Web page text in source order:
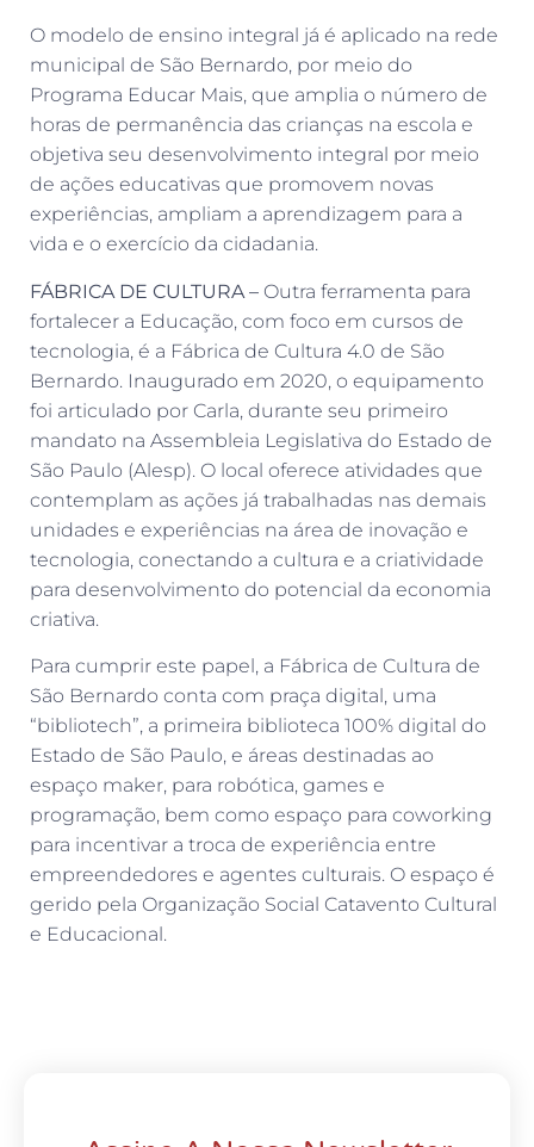
O modelo de ensino integral já é aplicado na rede
municipal de São Bernardo, por meio do
Programa Educar Mais, que amplia o número de
horas de permanência das crianças na escola e
objetiva seu desenvolvimento integral por meio
de ações educativas que promovem novas
experiências, ampliam a aprendizagem para a
vida e o exercício da cidadania.
FÁBRICA DE CULTURA – Outra ferramenta para
fortalecer a Educação, com foco em cursos de
tecnologia, é a Fábrica de Cultura 4.0 de São
Bernardo. Inaugurado em 2020, o equipamento
foi articulado por Carla, durante seu primeiro
mandato na Assembleia Legislativa do Estado de
São Paulo (Alesp). O local oferece atividades que
contemplam as ações já trabalhadas nas demais
unidades e experiências na área de inovação e
tecnologia, conectando a cultura e a criatividade
para desenvolvimento do potencial da economia
criativa.
Para cumprir este papel, a Fábrica de Cultura de
São Bernardo conta com praça digital, uma
“bibliotech”, a primeira biblioteca 100% digital do
Estado de São Paulo, e áreas destinadas ao
espaço maker, para robótica, games e
programação, bem como espaço para coworking
para incentivar a troca de experiência entre
empreendedores e agentes culturais. O espaço é
gerido pela Organização Social Catavento Cultural
e Educacional.